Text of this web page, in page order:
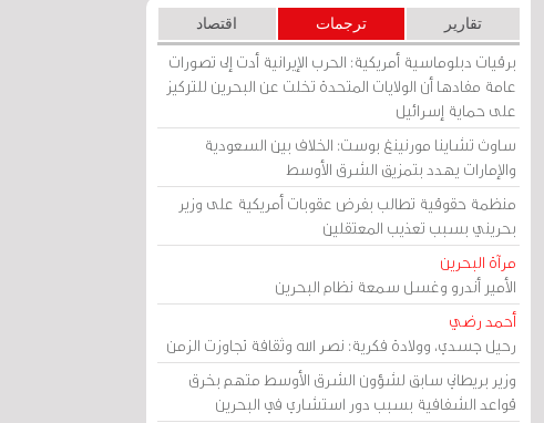
تقارير ترجمات اقتصاد
برقيات دبلوماسية أمريكية: الحرب الإيرانية أدت إلى تصورات
عامة مفادها أن الولايات المتحدة تخلت عن البحرين للتركيز
على حماية إسرائيل
ساوث تشاينا مورنينغ بوست: الخلاف بين السعودية
والإمارات يهدد بتمزيق الشرق الأوسط
منظمة حقوقية تطالب بفرض عقوبات أمريكية على وزير
بحريني بسبب تعذيب المعتقلين
مرآة البحرين
الأمير أندرو وغسل سمعة نظام البحرين
أحمد رضي
رحيل جسدي، وولادة فكرية: نصر الله وثقافة تجاوزت الزمن
وزير بريطاني سابق لشؤون الشرق الأوسط متهم بخرق
قواعد الشفافية بسبب دور استشاري في البحرين